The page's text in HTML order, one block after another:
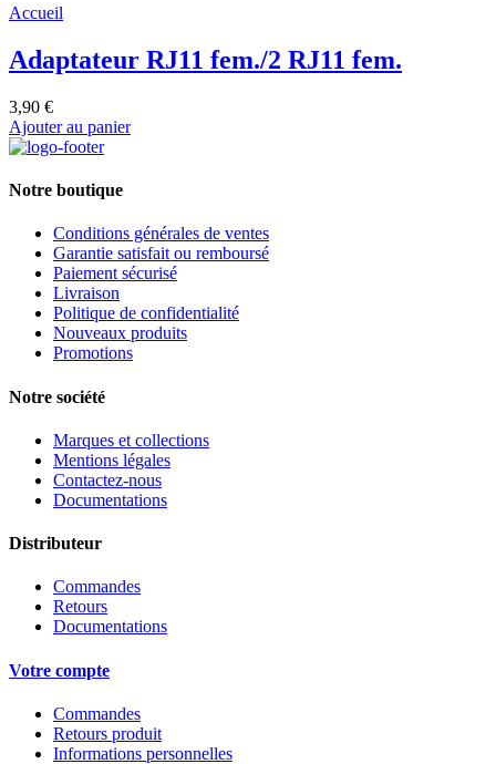
Accueil
Adaptateur RJ11 fem./2 RJ11 fem.
3,90 €
Ajouter au panier
Notre boutique
Conditions générales de ventes
Garantie satisfait ou remboursé
Paiement sécurisé
Livraison
Politique de confidentialité
Nouveaux produits
Promotions
Notre société
Marques et collections
Mentions légales
Contactez-nous
Documentations
Distributeur
Commandes
Retours
Documentations
Votre compte
Commandes
Retours produit
Informations personnelles